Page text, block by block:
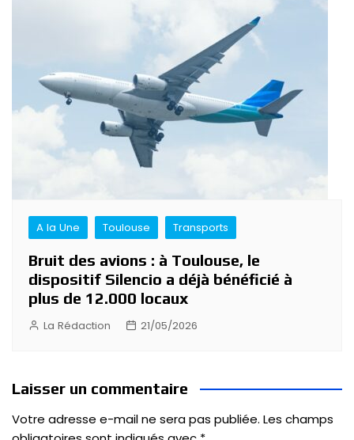
A la Une Toulouse Transports
Bruit des avions : à Toulouse, le
dispositif Silencio a déjà bénéficié à
plus de 12.000 locaux
La Rédaction 21/05/2026
Laisser un commentaire
Votre adresse e-mail ne sera pas publiée. Les champs